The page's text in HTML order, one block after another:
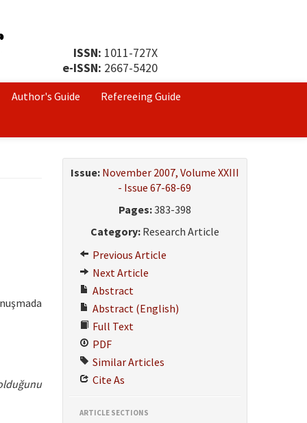
ISSN: 1011-727X
e-ISSN: 2667-5420
Author's Guide
Refereeing Guide
Issue: November 2007, Volume XXIII
- Issue 67-68-69
Pages:383-398
Category:Research Article
Previous Article
Next Article
Abstract
Abstract (English)
Full Text
PDF
Similar Articles
Cite As
ARTICLE SECTIONS